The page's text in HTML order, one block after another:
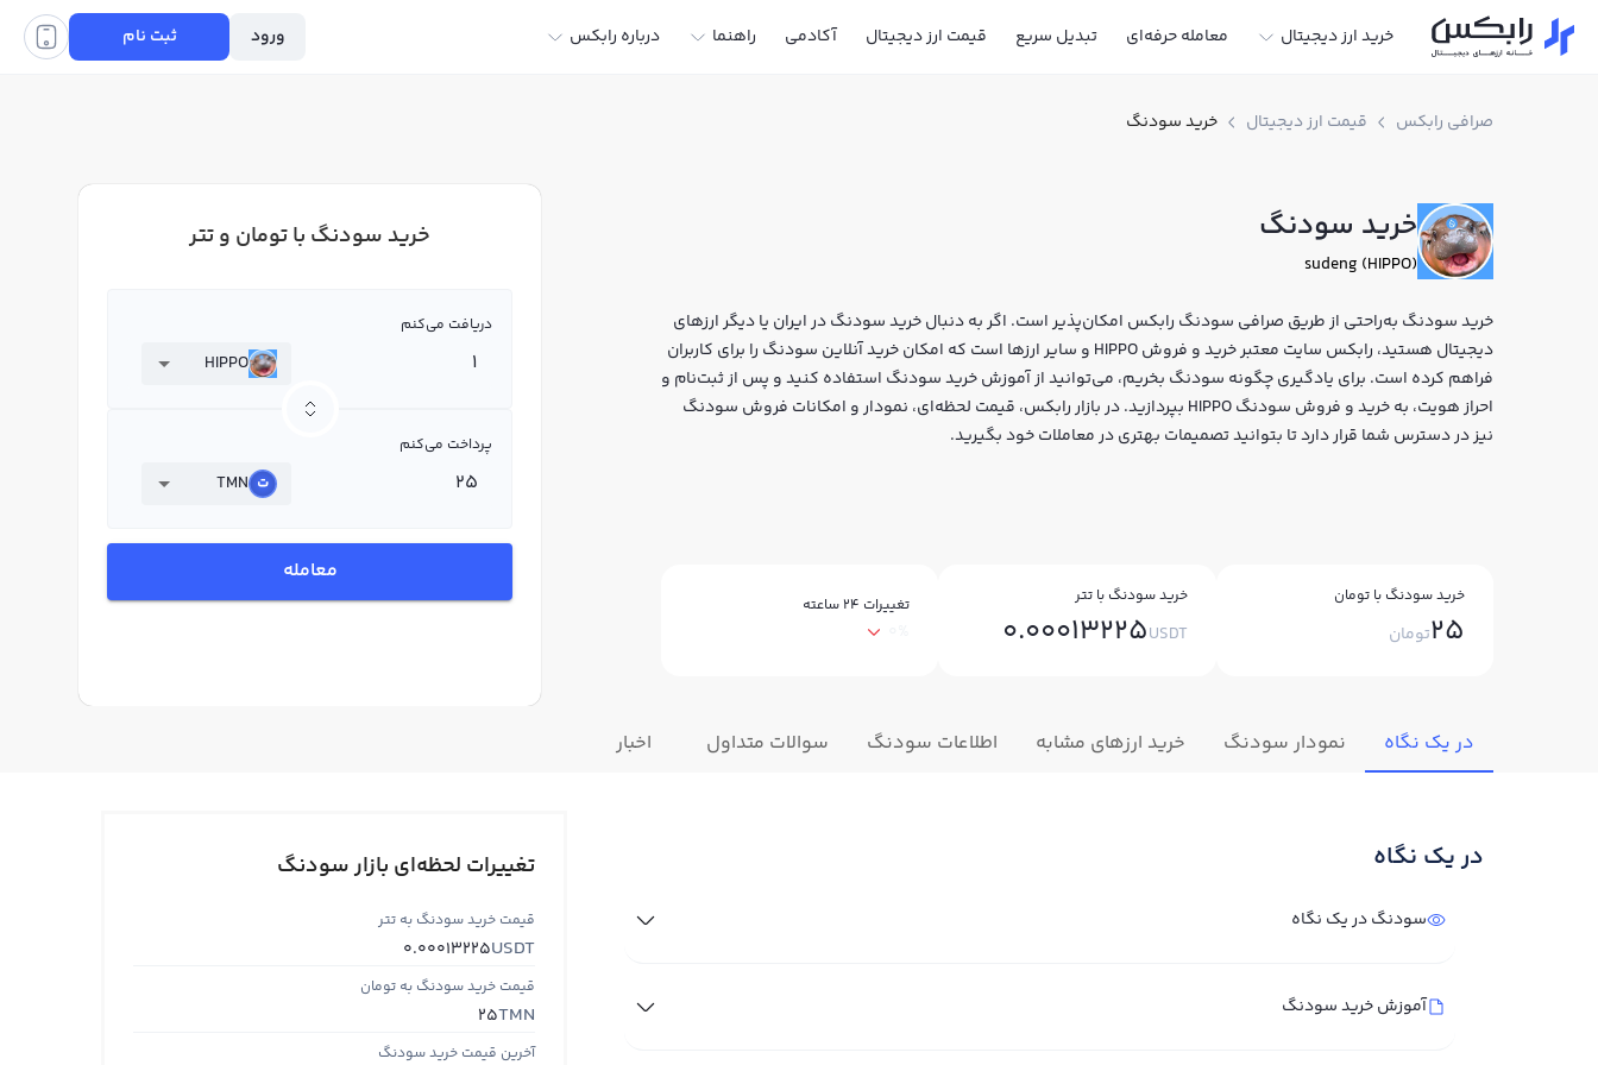
خرید ارز دیجیتال معامله حرفه‌ای تبدیل سریع قیمت ارز دیجیتال آکادمی راهنما درباره رابکس ورود ثبت نام
صرافی رابکس قیمت ارز دیجیتال خرید سودنگ
خرید سودنگ
sudeng (HIPPO)
خرید سودنگ به‌راحتی از طریق صرافی سودنگ رابکس امکان‌پذیر است. اگر به دنبال خرید سودنگ در ایران یا دیگر ارزهای
دیجیتال هستید، رابکس سایت معتبر خرید و فروش HIPPO و سایر ارزها است که امکان خرید آنلاین سودنگ را برای کاربران
فراهم کرده است. برای یادگیری چگونه سودنگ بخریم، می‌توانید از آموزش خرید سودنگ استفاده کنید و پس از ثبت‌نام و
احراز هویت، به خرید و فروش سودنگ HIPPO بپردازید. در بازار رابکس، قیمت لحظه‌ای، نمودار و امکانات فروش سودنگ
نیز در دسترس شما قرار دارد تا بتوانید تصمیمات بهتری در معاملات خود بگیرید.
خرید سودنگ با تومان
25تومان
خرید سودنگ با تتر
0.00013225USDT
تغییرات ۲۴ ساعته
خرید سودنگ با تومان و تتر
دریافت می‌کنم
HIPPO
پرداخت می‌کنم
TMN
معامله
در یک نگاه نمودار سودنگ خرید ارزهای مشابه اطلاعات سودنگ سوالات متداول اخبار
در یک نگاه
سودنگ در یک نگاه
آموزش خرید سودنگ
تغییرات لحظه‌ای بازار سودنگ
قیمت خرید سودنگ به تتر
USDT
0.00013225
قیمت خرید سودنگ به تومان
TMN
25
آخرین قیمت خرید سودنگ